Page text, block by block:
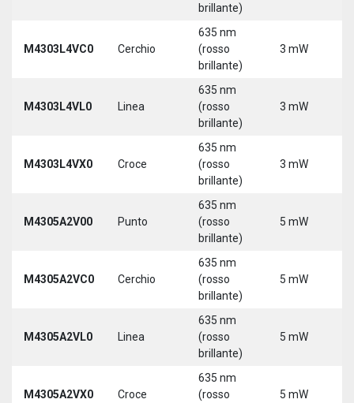
brillante)
M4303L4VC0 Cerchio
635 nm
(rosso
brillante)
3 mW
M4303L4VL0 Linea
635 nm
(rosso
brillante)
3 mW
M4303L4VX0 Croce
635 nm
(rosso
brillante)
3 mW
M4305A2V00 Punto
635 nm
(rosso
brillante)
5 mW
M4305A2VC0 Cerchio
635 nm
(rosso
brillante)
5 mW
M4305A2VL0 Linea
635 nm
(rosso
brillante)
5 mW
M4305A2VX0 Croce
635 nm
(rosso
5 mW